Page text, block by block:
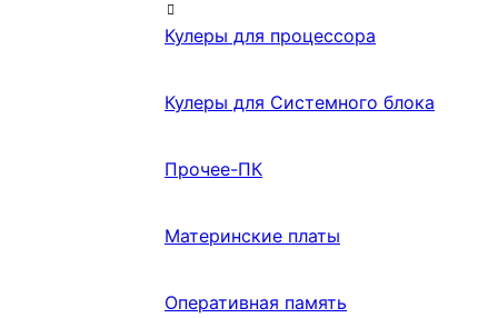
Кулеры для процессора
Кулеры для Системного блока
Прочее-ПК
Материнские платы
Оперативная память